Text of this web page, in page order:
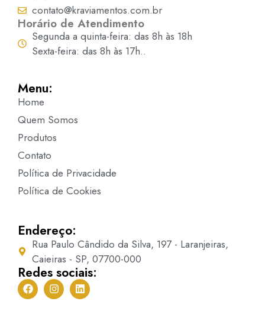
contato@kraviamentos.com.br
Horário de Atendimento
Segunda a quinta-feira: das 8h às 18h
Sexta-feira: das 8h às 17h..
Menu:
Home
Quem Somos
Produtos
Contato
Política de Privacidade
Política de Cookies
Endereço:
Rua Paulo Cândido da Silva, 197 - Laranjeiras,
Caieiras - SP, 07700-000
Redes sociais: